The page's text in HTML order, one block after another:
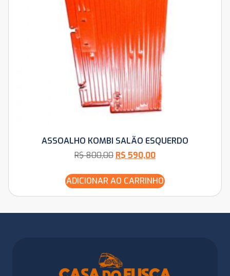
ASSOALHO KOMBI SALÃO ESQUERDO
R$800,00 R$ 590,00
ADICIONAR AO CARRINHO